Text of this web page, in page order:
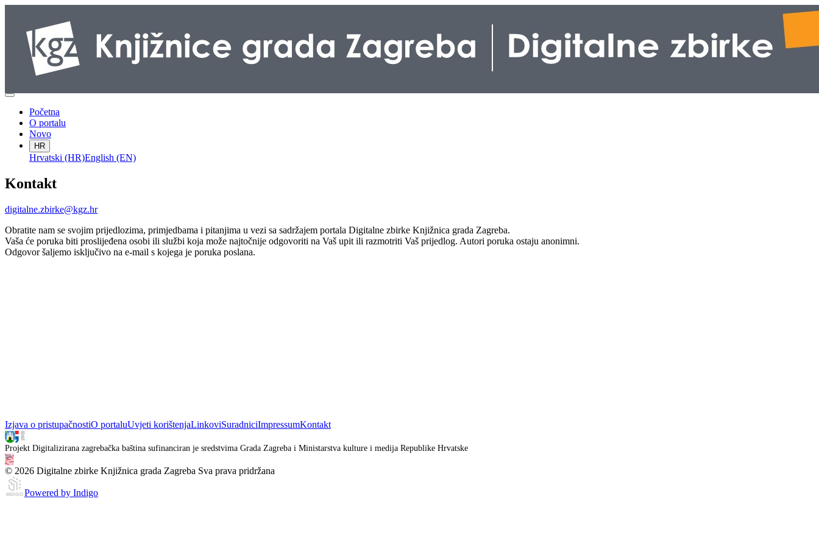
Početna
O portalu
Novo
HR
Hrvatski (HR)English (EN)
Kontakt
digitalne.zbirke@kgz.hr
Obratite nam se svojim prijedlozima, primjedbama i pitanjima u vezi sa sadržajem portala Digitalne zbirke Knjižnica grada Zagreba.
Vaša će poruka biti proslijeđena osobi ili službi koja može najtočnije odgovoriti na Vaš upit ili razmotriti Vaš prijedlog. Autori poruka ostaju anonimni.
Odgovor šaljemo isključivo na e-mail s kojega je poruka poslana.
Izjava o pristupačnostiO portaluUvjeti korištenjaLinkoviSuradniciImpressumKontakt
Projekt Digitalizirana zagrebačka baština sufinanciran je sredstvima Grada Zagreba i Ministarstva kulture i medija Republike Hrvatske
© 2026 Digitalne zbirke Knjižnica grada Zagreba Sva prava pridržana
Powered by Indigo